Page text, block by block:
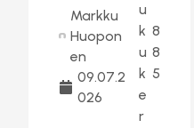
Markku
Huopon
en
09.07.2
026
u
k
u
k
e
r
8
8
5